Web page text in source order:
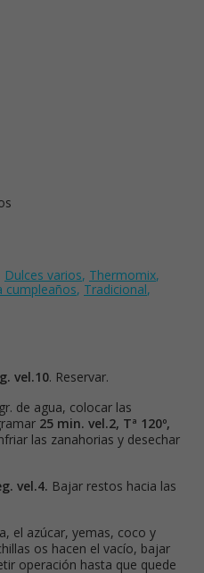
Dulces varios, Thermomix,
cumpleaños, Tradicional,
vel.10. Reservar.
de agua, colocar las
25 min. vel.2, Tª 120º,
las zanahorias y desechar
vel.4. Bajar restos hacia las
el azúcar, yemas, coco y
os hacen el vacío, bajar
operación hasta que quede